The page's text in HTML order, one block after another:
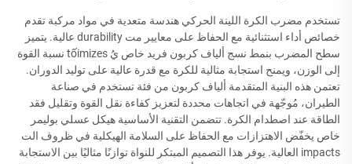
تستخدم مضرب الكرة اللينة الحركي هندسة متعدية في مواد مركبة تقدم
خصائص أداء استثنائية مع الحفاظ على معايير مت durability عالية. يتميز
سطح المضرب بنمط نسج ألياف كربون فريد خاص يُ tốimizes نسبة القوة
إلى الوزن، ويمنح استجابة مثالية للكرة مع قدرة عالية على توليد الدوران.
تعتمن هذه البنية المتقدمة ألياف كربون من فئة تستخدم في صناعة
الطيران، مُوجّهة في اتجاهات محددة لتعزيز كفاءة نقل القوة وتقليل فقد
الطاقة عند اصطدام الكرة. تتضمن التقنية الأساسية هيكل عسلي بوليمر
خاص يخفّض الاهتزازات مع الحفاظ على السلامة الهيكلية في ظروف الت
impacts العالية. يوفر هذا التصميم المبتكر للنواة توازنًا مثاليًا بين الاستجابة